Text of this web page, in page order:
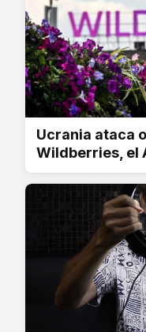
Ucrania ataca
Wildberries, el